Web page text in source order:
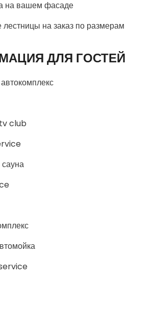
на вашем фасаде
на заказ по размерам
ДЛЯ ГОСТЕЙ
club